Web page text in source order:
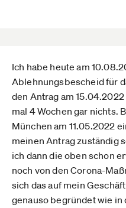
Ich habe heute am
Ablehnungsbescheid für
den Antrag am
mal 4 Wochen gar nichts.
München am 11.05.2022
meinen Antrag zuständig
ich dann die oben schon
noch von den Corona-
sich das auf mein
genauso begründet wie in